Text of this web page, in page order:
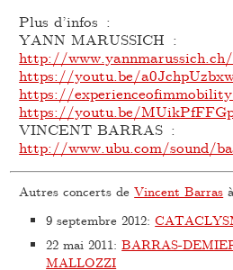
Plus d’infos :
YANN MARUSSICH :
http://
https://youtu.be/
https://
https://youtu.be/
VINCENT BARRAS :
http://www.ubu.com/sound/
Autres concerts deVincent Barras
9 septembre 2012:
22 mai 2011:BARRAS-
MALLOZZI